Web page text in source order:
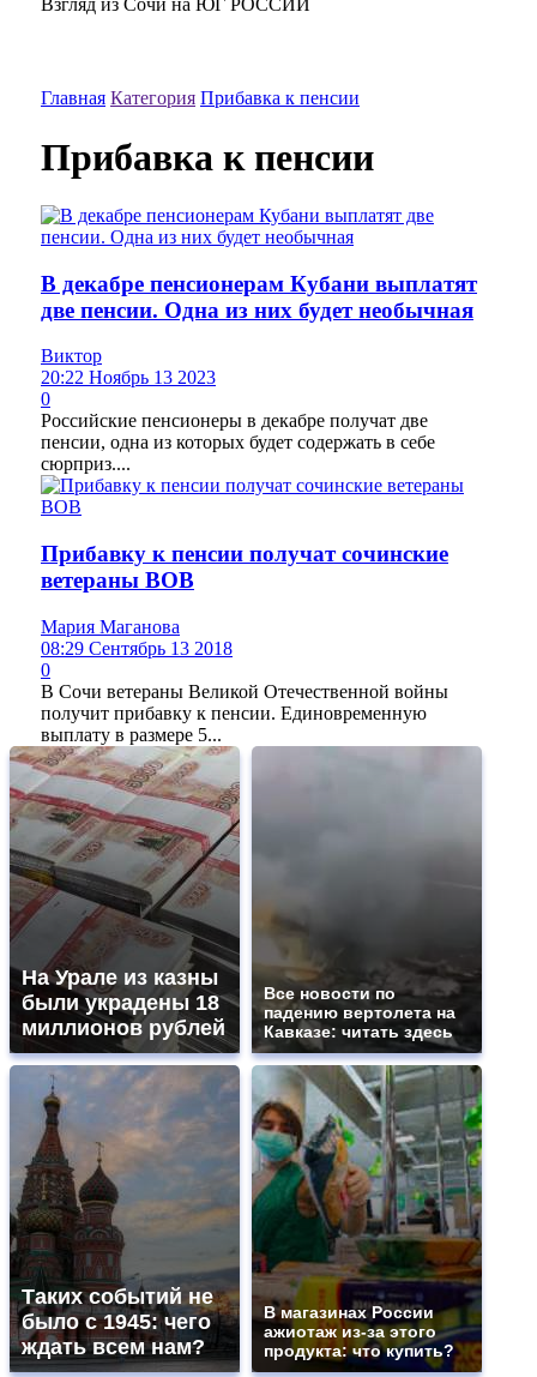
Взгляд из Сочи на ЮГ РОССИИ
Главная Категория Прибавка к пенсии
Прибавка к пенсии
В декабре пенсионерам Кубани выплатят
две пенсии. Одна из них будет необычная
Виктор
20:22 Ноябрь 13 2023
0
Российские пенсионеры в декабре получат две
пенсии, одна из которых будет содержать в себе
сюрприз....
Прибавку к пенсии получат сочинские
ветераны ВОВ
Мария Маганова
08:29 Сентябрь 13 2018
0
В Сочи ветераны Великой Отечественной войны
получит прибавку к пенсии. Единовременную
выплату в размере 5...
На Урале из казны
были украдены 18
миллионов рублей
Все новости по
падению вертолета на
Кавказе: читать здесь
Таких событий не
было с 1945: чего
ждать всем нам?
В магазинах России
ажиотаж из-за этого
продукта: что купить?